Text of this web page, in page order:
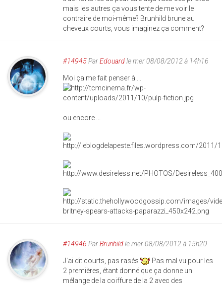
mais les autres ça vous tente de me voir le
contraire de moi-même? Brunhild brune au
cheveux courts, vous imaginez ça comment?
#14945ParEdouardle mer 08/08/2012 à 14h16
Moi ça me fait penser à ...
ou encore ...
#14946 ParBrunhildle mer 08/08/2012 à 15h20
J'ai dit courts, pas rasés
Pas mal vu pour les
2 premières, étant donné que ça donne un
mélange de la coiffure de la 2 avec des